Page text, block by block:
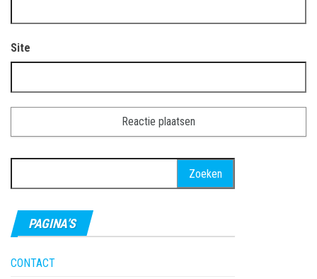
Site
naar:
PAGINA’S
CONTACT